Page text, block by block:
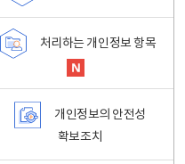
처리하는 개인정보 항목
개인정보의 안전성
확보조치